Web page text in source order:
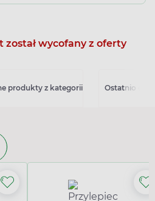
został wycofany z oferty
produkty z kategorii Ostatnio